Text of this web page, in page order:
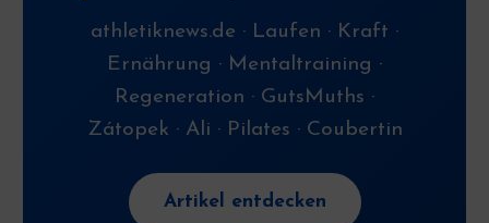
athletiknews.de · Laufen · Kraft ·
Ernährung · Mentaltraining ·
Regeneration · GutsMuths ·
Zátopek · Ali · Pilates · Coubertin
Artikel entdecken